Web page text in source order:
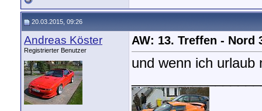
20.03.2015, 09:26
Andreas Köster
Registrierter Benutzer
AW: 13. Treffen - Nord
und wenn ich